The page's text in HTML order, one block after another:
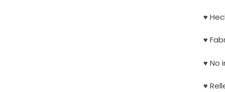
♥
♥
♥ No
♥